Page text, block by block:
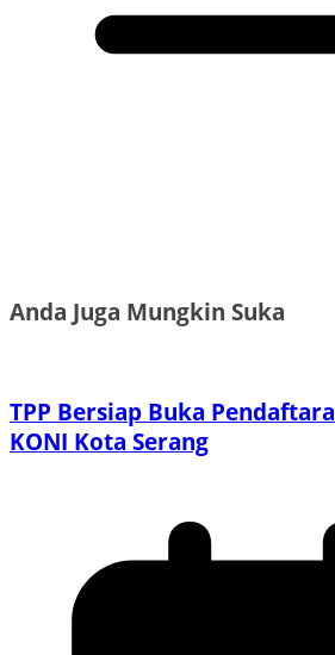
Anda Juga Mungkin Suka
TPP Bersiap Buka
KONI Kota Serang